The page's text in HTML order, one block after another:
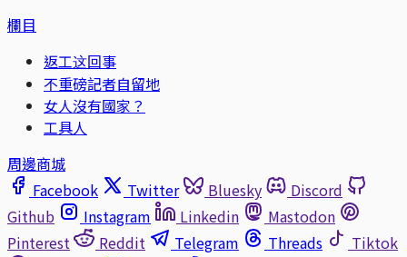
欄目
返工这回事
不重磅記者自留地
女人沒有國家？
工具人
周邊商城
Facebook
Twitter Bluesky
Discord
Github
Instagram Linkedin
Mastodon
Pinterest
Reddit Telegram Threads
Tiktok